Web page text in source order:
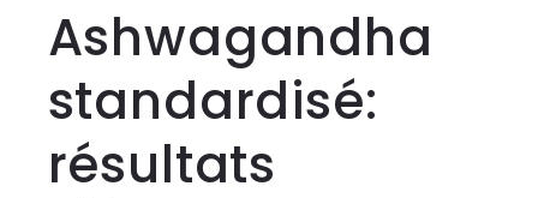
Ashwagandha
standardisé:
résultats